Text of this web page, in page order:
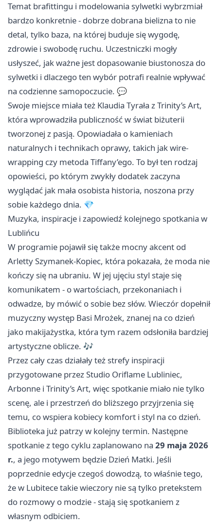
Temat brafittingu i modelowania sylwetki wybrzmiał
bardzo konkretnie - dobrze dobrana bielizna to nie
detal, tylko baza, na której buduje się wygodę,
zdrowie i swobodę ruchu. Uczestniczki mogły
usłyszeć, jak ważne jest dopasowanie biustonosza do
sylwetki i dlaczego ten wybór potrafi realnie wpływać
na codzienne samopoczucie. 💬
Swoje miejsce miała też Klaudia Tyrała z Trinity’s Art,
która wprowadziła publiczność w świat biżuterii
tworzonej z pasją. Opowiadała o kamieniach
naturalnych i technikach oprawy, takich jak wire-
wrapping czy metoda Tiffany’ego. To był ten rodzaj
opowieści, po którym zwykły dodatek zaczyna
wyglądać jak mała osobista historia, noszona przy
sobie każdego dnia. 💎
Muzyka, inspiracje i zapowiedź kolejnego spotkania w
Lublińcu
W programie pojawił się także mocny akcent od
Arletty Szymanek-Kopiec, która pokazała, że moda nie
kończy się na ubraniu. W jej ujęciu styl staje się
komunikatem - o wartościach, przekonaniach i
odwadze, by mówić o sobie bez słów. Wieczór dopełnił
muzyczny występ Basi Mrożek, znanej na co dzień
jako makijażystka, która tym razem odsłoniła bardziej
artystyczne oblicze. 🎶
Przez cały czas działały też strefy inspiracji
przygotowane przez Studio Oriflame Lubliniec,
Arbonne i Trinity’s Art, więc spotkanie miało nie tylko
scenę, ale i przestrzeń do bliższego przyjrzenia się
temu, co wspiera kobiecy komfort i styl na co dzień.
Biblioteka już patrzy w kolejny termin. Następne
spotkanie z tego cyklu zaplanowano na 29 maja 2026
r., a jego motywem będzie Dzień Matki. Jeśli
poprzednie edycje czegoś dowodzą, to właśnie tego,
że w Lubitece takie wieczory nie są tylko pretekstem
do rozmowy o modzie - stają się spotkaniem z
własnym odbiciem.